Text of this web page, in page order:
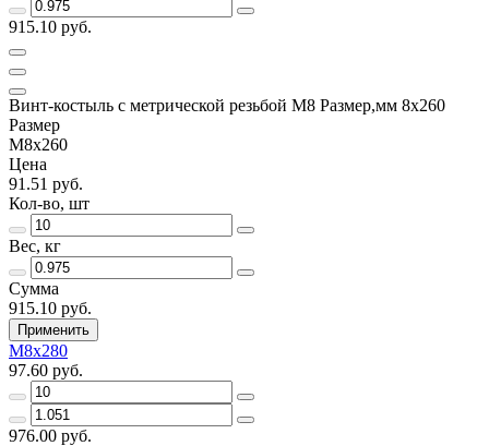
915.10 руб.
Винт-костыль с метрической резьбой М8 Размер,мм 8х260
Размер
М8х260
Цена
91.51 руб.
Кол-во, шт
Вес, кг
Сумма
915.10 руб.
Применить
М8х280
97.60 руб.
976.00 руб.